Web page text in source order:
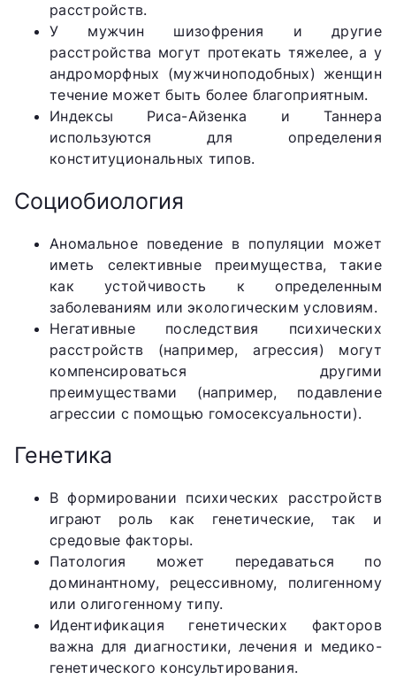
расстройств.
У мужчин шизофрения и другие
расстройства могут протекать тяжелее, а у
андроморфных (мужчиноподобных) женщин
течение может быть более благоприятным.
Индексы Риса-Айзенка и Таннера
используются для определения
конституциональных типов.
Социобиология
Аномальное поведение в популяции может
иметь селективные преимущества, такие
как устойчивость к определенным
заболеваниям или экологическим условиям.
Негативные последствия психических
расстройств (например, агрессия) могут
компенсироваться другими
преимуществами (например, подавление
агрессии с помощью гомосексуальности).
Генетика
В формировании психических расстройств
играют роль как генетические, так и
средовые факторы.
Патология может передаваться по
доминантному, рецессивному, полигенному
или олигогенному типу.
Идентификация генетических факторов
важна для диагностики, лечения и медико-
генетического консультирования.